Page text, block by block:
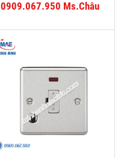
0909.067.950 Ms.Châu